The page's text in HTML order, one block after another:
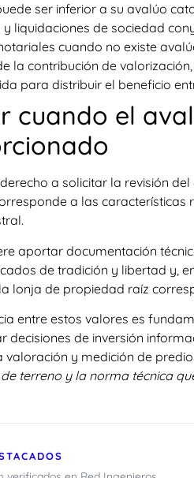
ser inferior a su avalúo
y liquidaciones de sociedad
cuando no existe
la contribución de
para distribuir el beneficio
cuando el
a solicitar la revisión
a las
aportar documentación
de tradición y libertad y,
lonja de propiedad raíz
entre estos valores es
decisiones de inversión
valoración y medición de
terreno y la norma técnica